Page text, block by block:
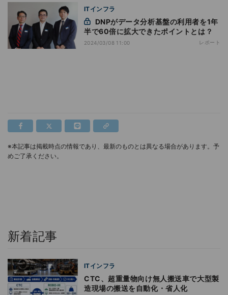
ITインフラ
半で60倍に拡大できたポイントとは？
2024/03/08 11:00 レポート
※本記事は掲載時点の情報であり、最新のものとは異なる場合があります。予
めご了承ください。
新着記事
ITインフラ
CTC、超重量物向け無人搬送車で大型製
造現場の搬送を自動化・省人化